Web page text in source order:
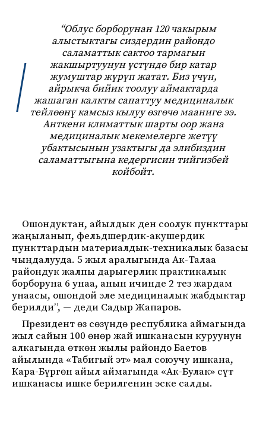
“Облус борборунан 120 чакырым
алыстыктагы сиздердин райондо
саламаттык сактоо тармагын
жакшыртуунун үстүндө бир катар
жумуштар жүрүп жатат. Биз үчүн,
айрыкча бийик тоолуу аймактарда
жашаган калкты сапаттуу медициналык
тейлөөнү камсыз кылуу өзгөчө мааниге ээ.
Анткени климаттык шарты оор жана
медициналык мекемелерге жетүү
убактысынын узактыгы да элибиздин
саламаттыгына кедергисин тийгизбей
койбойт.
Ошондуктан, айылдык ден соолук пункттары
жаңыланып, фельдшердик-акушердик
пункттардын материалдык-техникалык базасы
чыңдалууда. 5 жыл аралыгында Ак-Талаа
райондук жалпы дарыгерлик практикалык
борборуна 6 унаа, анын ичинде 2 тез жардам
унаасы, ошондой эле медициналык жабдыктар
берилди”, — деди Садыр Жапаров.
Президент өз сөзүндө республика аймагында
жыл сайын 100 өнөр жай ишканасын куруунун
алкагында өткөн жылы райондо Баетов
айылында «Табигый эт» мал союучу ишкана,
Кара-Бүргөн айыл аймагында «Ак-Булак» сүт
ишканасы ишке берилгенин эске салды.